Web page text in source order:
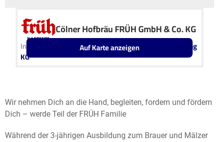
Cölner Hofbräu FRÜH GmbH & Co. KG
In Kooperation mit Cölner Hofbräu P. Josef FRÜH Holding
KG Leaflet OpenStreetMap2
Auf Karte anzeigen
Wir nehmen Dich an die Hand, begleiten, fordern und fördern
Dich – werde Teil der FRÜH Familie
Während der 3-jährigen Ausbildung zum Brauer und Mälzer